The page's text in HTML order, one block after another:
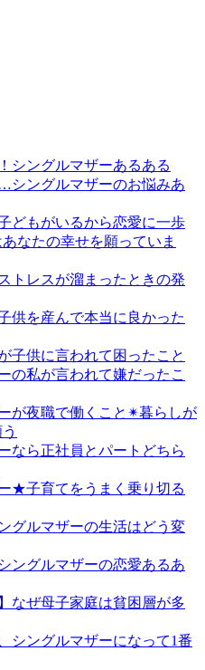
シングルマザーあるある
シングルマザーのお悩みあ
どもがいるから恋愛に一歩
なたの幸せを願っていま
トレスが溜まったときの発
供を産んで本当に良かった
子供に言われて困ったこと
の私が言われて嫌だったこ
が夜職で働くこと✴︎暮らしが
なら正社員とパートどちら
★子育てをうまく乗り切る
グルマザーの生活はどう変
ングルマザーの恋愛あるあ
なぜ母子家庭は貧困層が多
シングルマザーになって1番